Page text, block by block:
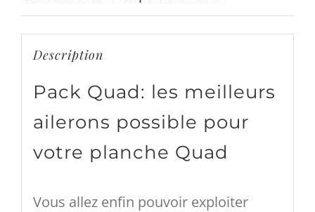
Description
Pack Quad: les meilleurs
ailerons possible pour
votre planche Quad
Vous allez enfin pouvoir exploiter